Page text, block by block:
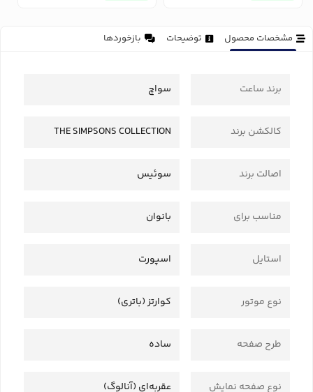
مشخصات محصول توضیحات بازخوردها
برند ساعت سواچ
کالکشن برند THE SIMPSONS COLLECTION
اصالت برند سوئیس
مناسب برای بانوان
استایل اسپورت
نوع موتور کوارتز (باتری)
طرح صفحه ساده
نوع صفحه نمایش عقربه‌ای (آنالوگ)